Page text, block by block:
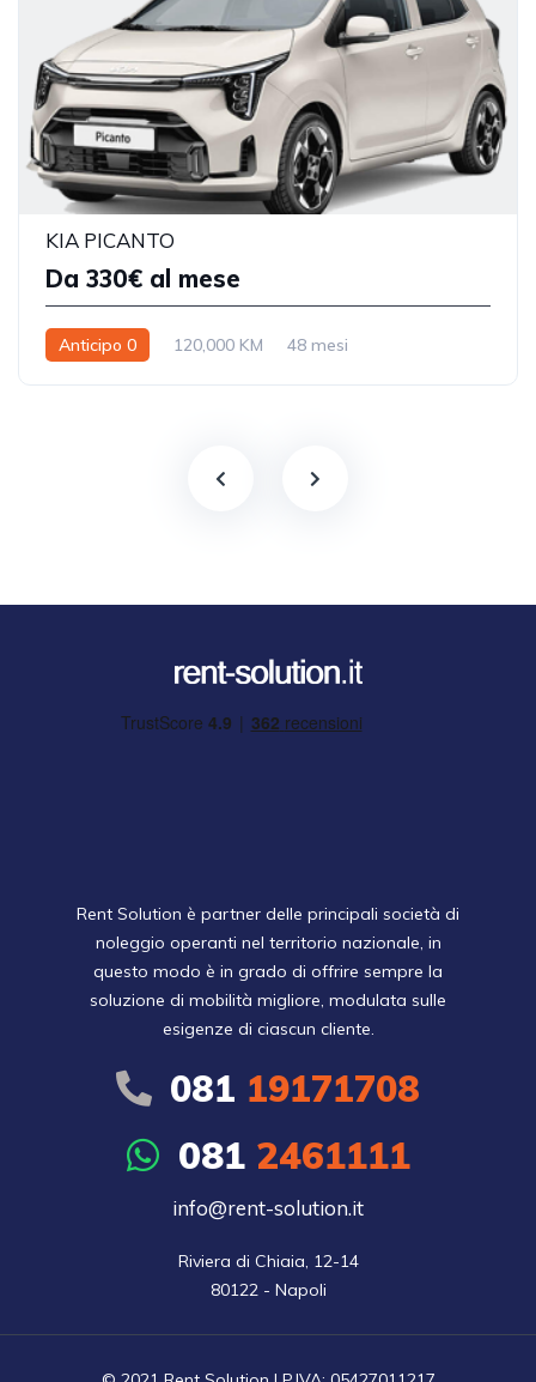
KIA PICANTO
Da 330€ al mese
Anticipo 0 120,000 KM 48 mesi
Rent Solution è partner delle principali società di
noleggio operanti nel territorio nazionale, in
questo modo è in grado di offrire sempre la
soluzione di mobilità migliore, modulata sulle
esigenze di ciascun cliente.
081 19171708
0812461111
info@rent-solution.it
Riviera di Chiaia, 12-14
80122 - Napoli